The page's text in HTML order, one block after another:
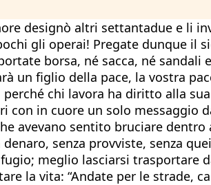
designò altri settantadue e li
gli operai! Pregate dunque il
borsa, né sacca, né
un figlio della pace, la vostra
chi lavora ha diritto alla
in cuore un solo messaggio
avevano sentito bruciare
senza provviste, senza
meglio lasciarsi trasportare
la vita: “Andate per le